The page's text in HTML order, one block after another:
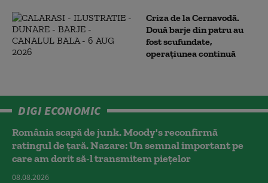
Criza de la Cernavodă.
Două barje din patru au
fost scufundate,
operațiunea continuă
DIGI ECONOMIC
România scapă de junk. Moody's reconfirmă
ratingul de țară. Nazare: Un semnal important pe
care am dorit să-l transmitem piețelor
08.08.2026